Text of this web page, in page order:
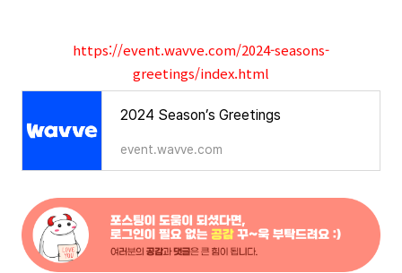
https://event.wavve.com/2024-seasons-
greetings/index.html
2024 Season’s Greetings
event.wavve.com